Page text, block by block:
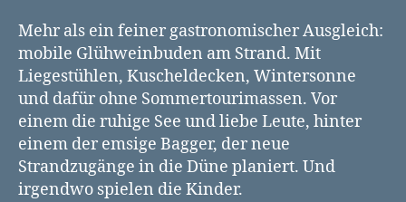
Mehr als ein feiner gastronomischer Ausgleich:
mobile Glühweinbuden am Strand. Mit
Liegestühlen, Kuscheldecken, Wintersonne
und dafür ohne Sommertourimassen. Vor
einem die ruhige See und liebe Leute, hinter
einem der emsige Bagger, der neue
Strandzugänge in die Düne planiert. Und
irgendwo spielen die Kinder.